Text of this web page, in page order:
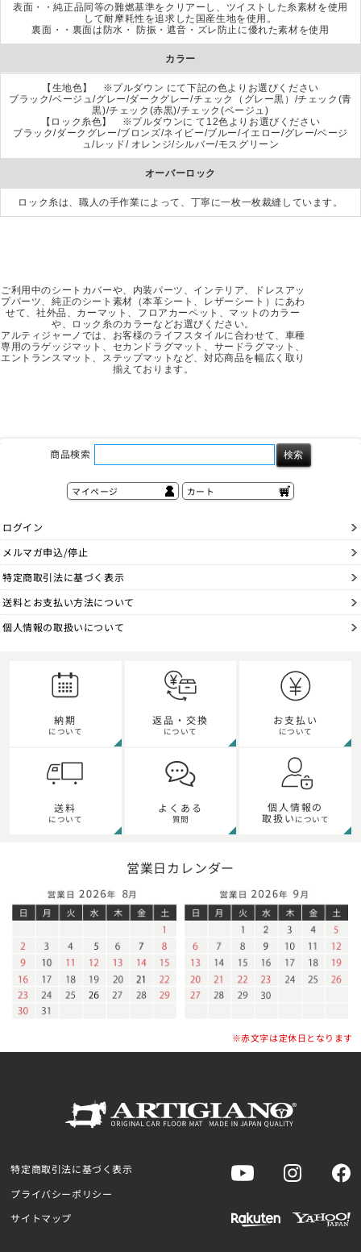
表面・・純正品同等の難燃基準をクリアーし、ツイストした糸素材を使用
して耐摩耗性を追求した国産生地を使用。
裏面・・裏面は防水・ 防振・遮音・ズレ防止に優れた素材を使用
カラー
【生地色】 ※プルダウン にて下記の色よりお選びください
ブラック/ベージュ/グレー/ダークグレー/チェック（グレー黒）/チェック(青
黒)/チェック(赤黒)/チェック(ベージュ)
【ロック糸色】 ※プルダウンに て12色よりお選びください
ブラック/ダークグレー/ブロンズ/ネイビー/ブルー/イエロー/グレー/ベージ
ュ/レッド/ オレンジ/シルバー/モスグリーン
オーバーロック
ロック糸は、職人の手作業によって、丁寧に一枚一枚裁縫しています。
ご利用中のシートカバーや、内装パーツ、インテリア、ドレスアッ
プパーツ、純正のシート素材（本革シート、レザーシート）にあわ
せて、社外品、カーマット、フロアカーペット、マットのカラー
や、ロック糸のカラーなどお選びください。
アルティジャーノでは、お客様のライフスタイルに合わせて、車種
専用のラゲッジマット、セカンドラグマット、サードラグマット、
エントランスマット、ステップマットなど、対応商品を幅広く取り
揃えております。
商品検索
マイページ カート
ログイン
メルマガ申込/停止
特定商取引法に基づく表示
送料とお支払い方法について
個人情報の取扱いについて
納期
について
返品・交換
について
お支払い
について
送料
について
よくある
質問
個人情報の
取扱い について
営業日カレンダー
※赤文字は定休日となります
特定商取引法に基づく表示
プライバシーポリシー
サイトマップ